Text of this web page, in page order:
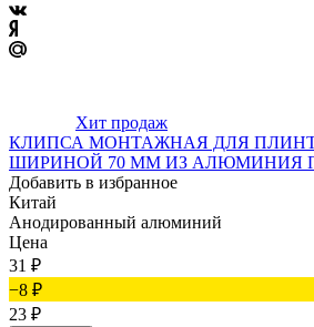
Хит продаж
КЛИПСА МОНТАЖНАЯ ДЛЯ
ШИРИНОЙ 70 ММ ИЗ АЛЮМИНИЯ
Добавить в избранное
Китай
Анодированный алюминий
Цена
31 ₽
−8 ₽
23 ₽